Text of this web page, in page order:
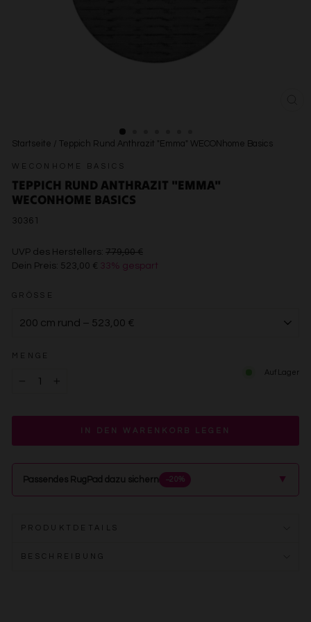
Startseite / Teppich Rund Anthrazit "Emma" WECONhome Basics
WECONHOME BASICS
TEPPICH RUND ANTHRAZIT "EMMA"
WECONHOME BASICS
30361
UVP des Herstellers: 779,00 €€779,00
Dein Preis: 523,00 € 33% gespart
GRÖSSE
MENGE
Auf Lager
IN DEN WARENKORB LEGEN
Passendes RugPad dazu sichern −20% ▲
PRODUKTDETAILS
BESCHREIBUNG